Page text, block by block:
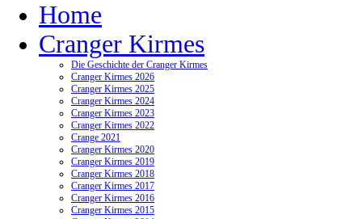
Home
Cranger Kirmes
Die Geschichte der Cranger Kirmes
Cranger Kirmes 2026
Cranger Kirmes 2025
Cranger Kirmes 2024
Cranger Kirmes 2023
Cranger Kirmes 2022
Crange 2021
Cranger Kirmes 2020
Cranger Kirmes 2019
Cranger Kirmes 2018
Cranger Kirmes 2017
Cranger Kirmes 2016
Cranger Kirmes 2015